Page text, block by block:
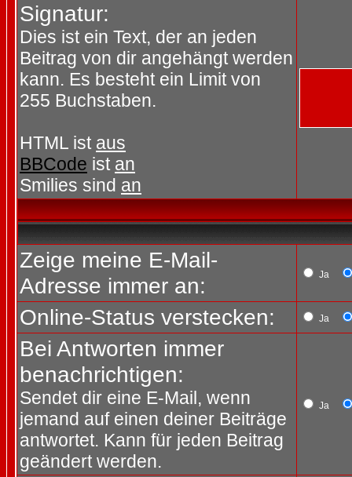
Signatur:
Dies ist ein Text, der an jeden
Beitrag von dir angehängt werden
kann. Es besteht ein Limit von
255 Buchstaben.
HTML ist aus
BBCode ist an
Smilies sind an
Zeige meine E-Mail-
Adresse immer an:
Ja
Online-Status verstecken: Ja
Bei Antworten immer
benachrichtigen:
Sendet dir eine E-Mail, wenn
jemand auf einen deiner Beiträge
antwortet. Kann für jeden Beitrag
geändert werden.
Ja